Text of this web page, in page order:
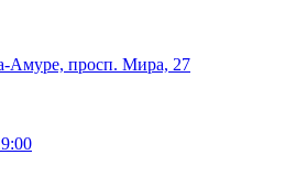
Амуре, просп. Мира, 27